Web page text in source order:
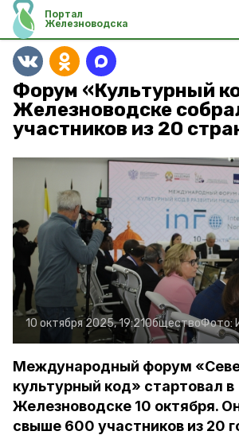
Портал
Железноводска
Форум «Культурный
Железноводске
участников из 20
10 октября 2025, 19:21ОбществоФото:
Международный форум
культурный код» стартовал в
Железноводске 10 октября.
свыше 600 участников из 20